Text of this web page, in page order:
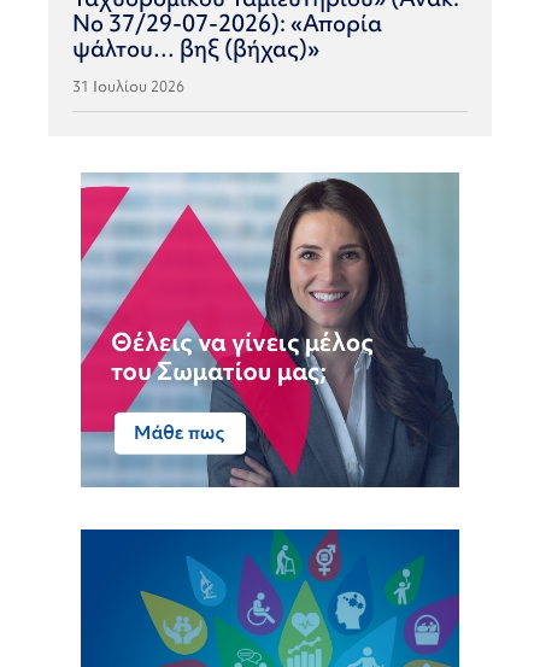
Νο 37/29-07-2026): «Απορία
ψάλτου… βηξ (βήχας)»
31 Ιουλίου 2026